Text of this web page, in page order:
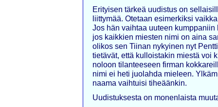
Erityisen tärkeä uudistus on
liittymää. Otetaan esimerkiksi
Jos hän vaihtaa uuteen
jos kaikkien miesten nimi on aina
olikos sen Tiinan nykyinen nyt
tietävät, että kulloistakin miestä voi
noloon tilanteeseen firman
nimi ei heti juolahda mieleen.
naama vaihtuisi tiheäänkin.
Uudistuksesta on monenlaista